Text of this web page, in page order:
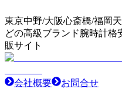
東京中野/大阪心斎橋/福岡
どの高級ブランド腕時計格
販サイト
会社概要
お問合せ